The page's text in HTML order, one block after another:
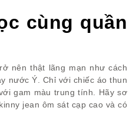
cùng quần
nên thật lãng mạn như cách
nước Ý. Chỉ với chiếc áo thun
gam màu trung tính. Hãy sơ
jean ôm sát cạp cao và có